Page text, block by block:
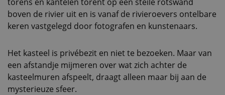
boven de rivier uit en is vanaf de rivieroevers ontelbare
keren vastgelegd door fotografen en kunstenaars.
Het kasteel is privébezit en niet te bezoeken. Maar van
een afstandje mijmeren over wat zich achter de
kasteelmuren afspeelt, draagt alleen maar bij aan de
mysterieuze sfeer.